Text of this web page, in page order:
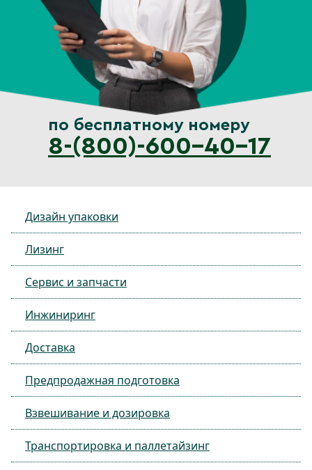
по бесплатному номеру
8-(800)-600-40-17
Дизайн упаковки
Лизинг
Сервис и запчасти
Инжиниринг
Доставка
Предпродажная подготовка
Взвешивание и дозировка
Транспортировка и паллетайзинг